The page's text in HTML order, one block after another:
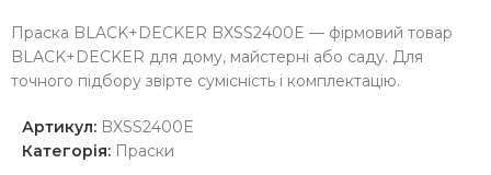
Праска BLACK+DECKER BXSS2400E — фірмовий товар
BLACK+DECKER для дому, майстерні або саду. Для
точного підбору звірте сумісність і комплектацію.
Артикул: BXSS2400E
Категорія: Праски